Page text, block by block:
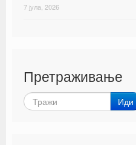
7 јула, 2026
Претраживање
Иди